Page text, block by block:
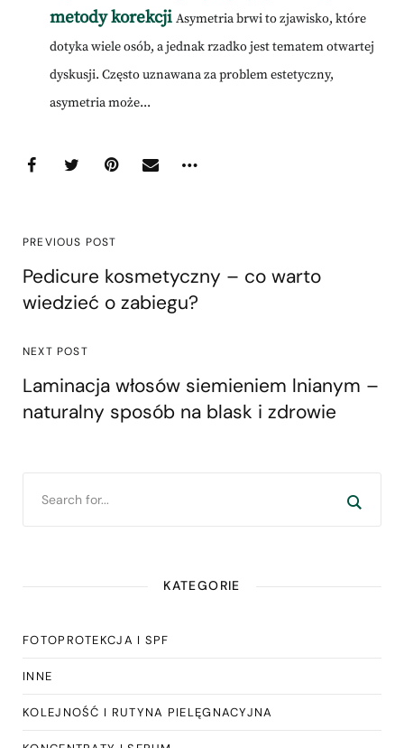
metody korekcji Asymetria brwi to zjawisko, które
dotyka wiele osób, a jednak rzadko jest tematem otwartej
dyskusji. Często uznawana za problem estetyczny,
asymetria może...
PREVIOUS POST
Pedicure kosmetyczny – co warto
wiedzieć o zabiegu?
NEXT POST
Laminacja włosów siemieniem lnianym –
naturalny sposób na blask i zdrowie
KATEGORIE
FOTOPROTEKCJA I SPF
INNE
KOLEJNOŚĆ I RUTYNA PIELĘGNACYJNA